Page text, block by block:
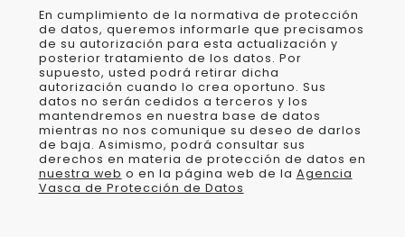
En cumplimiento de la normativa de protección
de datos, queremos informarle que precisamos
de su autorización para esta actualización y
posterior tratamiento de los datos. Por
supuesto, usted podrá retirar dicha
autorización cuando lo crea oportuno. Sus
datos no serán cedidos a terceros y los
mantendremos en nuestra base de datos
mientras no nos comunique su deseo de darlos
de baja. Asimismo, podrá consultar sus
derechos en materia de protección de datos en
nuestra web o en la página web de la Agencia
Vasca de Protección de Datos